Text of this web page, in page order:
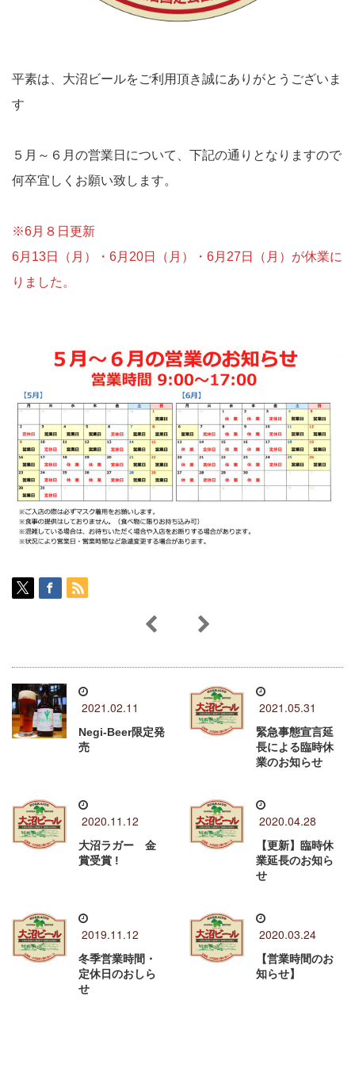
平素は、大沼ビールをご利用頂き誠にありがとうございま
す
５月～６月の営業日について、下記の通りとなりますので
何卒宜しくお願い致します。
※6月８日更新
6月13日（月）・6月20日（月）・6月27日（月）が休業に
りました。
2021.02.11
Negi-Beer限定発
売
2021.05.31
緊急事態宣言延
長による臨時休
業のお知らせ
2020.11.12
大沼ラガー 金
賞受賞 !
2020.04.28
【更新】臨時休
業延長のお知ら
せ
2019.11.12
冬季営業時間・
定休日のおしら
せ
2020.03.24
【営業時間のお
知らせ】